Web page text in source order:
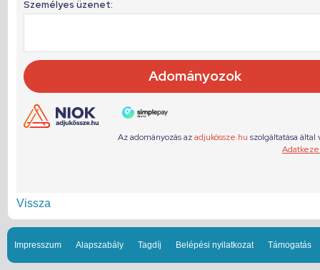
Vissza
Impresszum Alapszabály Tagdíj Belépési nyilatkozat Támogatás